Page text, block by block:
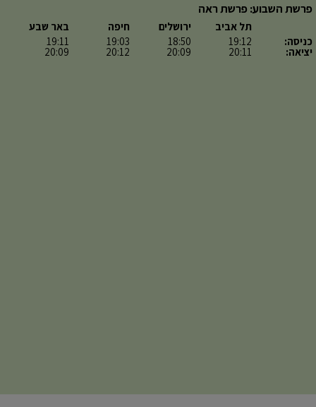
פרשת השבוע: פרשת ראה
כניסה:
יציאה:
תל אביב
19:12
20:11
ירושלים
18:50
20:09
חיפה
19:03
20:12
באר שבע
19:11
20:09